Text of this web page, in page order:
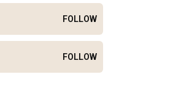
FOLLOW
FOLLOW